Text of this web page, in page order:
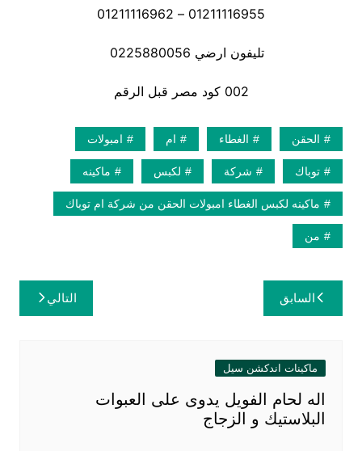
01211116955 – 01211116962
تليفون ارضي 0225880056
002 كود مصر قبل الرقم
الحقن الغطاء ام امبولات
توباك شركة لكبس ماكينه
ماكينه لكبس الغطاء امبولات الحقن من شركة ام توباك
من
تصفّح
المقالات
السابق التالي
ماكينات اندكشن سيل
اله لحام الفويل يدوى على العبوات
البلاستيك و الزجاج